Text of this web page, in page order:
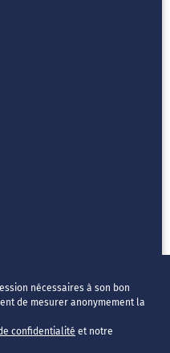
nécessaires à son bon
de mesurer anonymement la
confidentialité et notre